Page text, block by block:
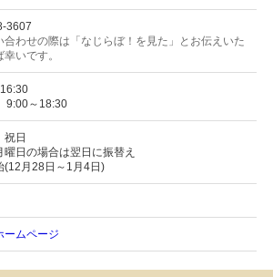
3607
わせの際は「なじらぼ！を見た」とお伝えいた
いです。
～18:30
祝日
曜日の場合は翌日に振替え
(12月28日～1月4日)
ームページ